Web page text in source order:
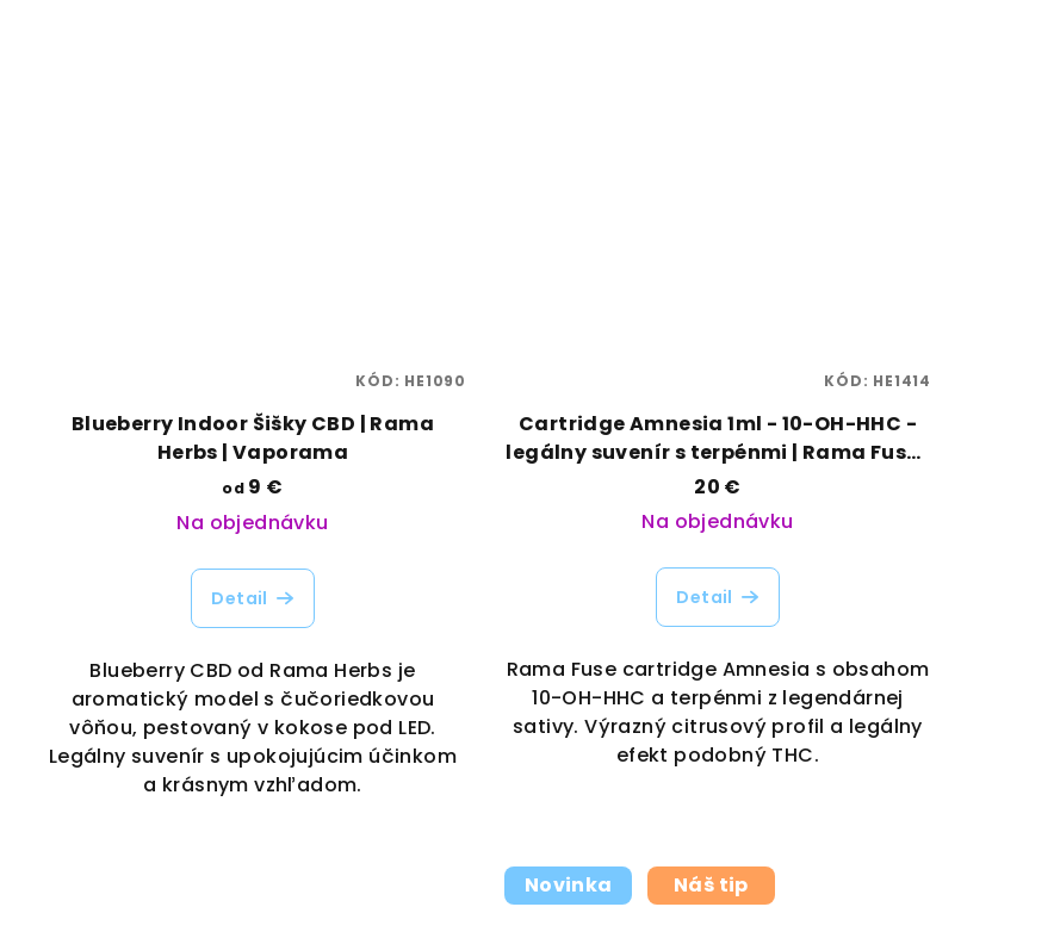
Blueberry Indoor Šišky CBD | Rama
Herbs | Vaporama
od 9 €
Na objednávku
Detail
Blueberry CBD od Rama Herbs je
aromatický model s čučoriedkovou
vôňou, pestovaný v kokose pod LED.
Legálny suvenír s upokojujúcim účinkom
a krásnym vzhľadom.
KÓD: HE1090
Cartridge Amnesia 1ml - 10-OH-HHC -
legálny suvenír s terpénmi | Rama Fuse |
Vaporama
20 €
Na objednávku
Detail
Rama Fuse cartridge Amnesia s obsahom
10-OH-HHC a terpénmi z legendárnej
sativy. Výrazný citrusový profil a legálny
efekt podobný THC.
KÓD: HE1414
Novinka Náš tip